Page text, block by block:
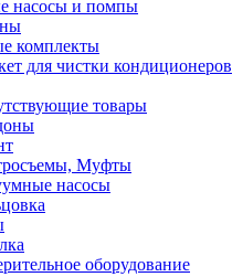
насосы и помпы
комплекты
для чистки кондиционеров
товары
Муфты
насосы
оборудование